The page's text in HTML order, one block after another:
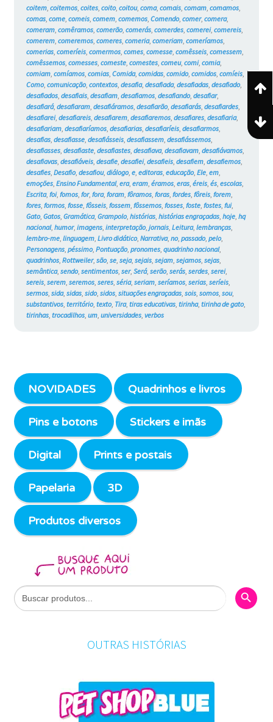
coitem, coitemos, coites, coito, coitou, coma, comais, comam, comamos,
comas, come, comeis, comem, comemos, Comendo, comer, comera,
comeram, comêramos, comerão, comerás, comerdes, comerei, comereis,
comerem, comeremos, comeres, comeria, comeriam, comeríamos,
comerias, comeríeis, comermos, comes, comesse, comêsseis, comessem,
comêssemos, comesses, comeste, comestes, comeu, comi, comia,
comiam, comíamos, comias, Comida, comidas, comido, comidos, comíeis,
Como, comunicação, contextos, desafia, desafiada, desafiadas, desafiado,
desafiados, desafiais, desafiam, desafiamos, desafiando, desafiar,
desafiará, desafiaram, desafiáramos, desafiarão, desafiarás, desafiardes,
desafiarei, desafiareis, desafiarem, desafiaremos, desafiares, desafiaria,
desafiariam, desafiaríamos, desafiarias, desafiaríeis, desafiarmos,
desafias, desafiasse, desafiásseis, desafiassem, desafiássemos,
desafiasses, desafiaste, desafiastes, desafiava, desafiavam, desafiávamos,
desafiavas, desafiáveis, desafie, desafiei, desafieis, desafiem, desafiemos,
desafies, Desafio, desafiou, diálogo, e, editoras, educação, Ele, em,
emoções, Ensino Fundamental, era, eram, éramos, eras, éreis, és, escolas,
Escrita, foi, fomos, for, fora, foram, fôramos, foras, fordes, fôreis, forem,
fores, formos, fosse, fôsseis, fossem, fôssemos, fosses, foste, fostes, fui,
Gato, Gatos, Gramática, Grampolo, histórias, histórias engraçadas, hoje, hq
nacional, humor, imagens, interpretação, jornais, Leitura, lembranças,
lembro-me, linguagem, Livro didático, Narrativa, no, passado, pelo,
Personagens, péssimo, Pontuação, pronomes, quadrinho nacional,
quadrinhos, Rottweiler, são, se, seja, sejais, sejam, sejamos, sejas,
semântica, sendo, sentimentos, ser, Será, serão, serás, serdes, serei,
sereis, serem, seremos, seres, séria, seriam, seríamos, serias, seríeis,
sermos, sida, sidas, sido, sidos, situações engraçadas, sois, somos, sou,
substantivos, território, texto, Tira, tiras educativas, tirinha, tirinha de gato,
tirinhas, trocadilhos, um, universidades, verbos
NOVIDADES Quadrinhos e livros
Pins e botons Stickers e imãs
Digital Prints e postais
Papelaria 3D
Produtos diversos
Search
for:
Search
OUTRAS HISTÓRIAS